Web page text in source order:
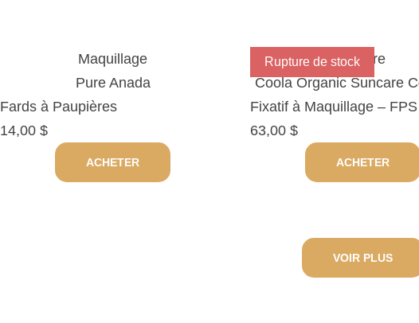
Maquillage
Pure Anada
Fards à Paupières
14,00 $
ACHETER
Rupture de stockSolaire
Coola Organic Suncare
Fixatif à Maquillage –
63,00 $
ACHETER
VOIR PLUS